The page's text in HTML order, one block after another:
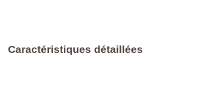
Caractéristiques détaillées